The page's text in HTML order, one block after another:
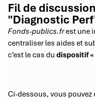
Fil de
"Diagnostic
Fonds-publics.frest une
centraliser les aides et
c’est le cas du dispositif «
Ci-dessous, vous pouvez